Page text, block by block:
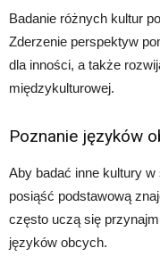
Badanie różnych kultur
Zderzenie perspektyw
dla inności, a także
międzykulturowej.
Poznanie języków
Aby badać inne kultury w
posiąść podstawową
często uczą się
języków obcych.